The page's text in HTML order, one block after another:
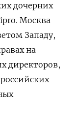
дочерних
Москва
Западу,
на
директоров,